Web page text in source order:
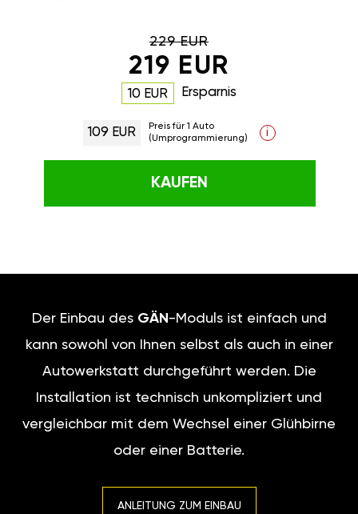
229 EUR
219 EUR
10 EUR Ersparnis
109 EUR
Preis für 1 Auto
(Umprogrammierung)
i
KAUFEN
Der Einbau des GÄN -Moduls ist einfach und
kann sowohl von Ihnen selbst als auch in einer
Autowerkstatt durchgeführt werden. Die
Installation ist technisch unkompliziert und
vergleichbar mit dem Wechsel einer Glühbirne
oder einer Batterie.
ANLEITUNG ZUM EINBAU